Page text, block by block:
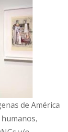
de América